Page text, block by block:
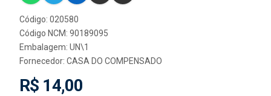
Código: 020580
Código NCM: 90189095
Embalagem: UN\1
Fornecedor: CASA DO COMPENSADO
R$ 14,00